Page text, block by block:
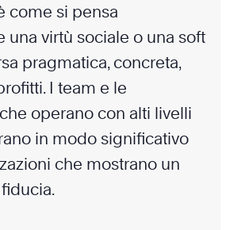
come si pensa
una virtù sociale o una soft
pragmatica, concreta,
I team e le
operano con alti livelli
in modo significativo
che mostrano un